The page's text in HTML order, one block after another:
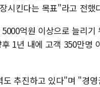
시킨다는 목표"라고 전했
억원 이상으로 늘리기
1년 내에 고객 350만명
추진하고 있다"며 "경